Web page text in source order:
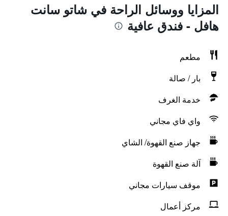
المزايا ووسائل الراحة في شاتو سانت
هافل - فندق عافية
مطعم
بار / صالة
خدمة الغرف
واي فاي مجاني
جهاز صنع القهوة/ الشاي
آلة صنع القهوة
موقف سيارات مجاني
مركز أعمال